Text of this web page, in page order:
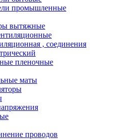
промышленные
вытяжные
, соединения
пленочные
маты
проводов